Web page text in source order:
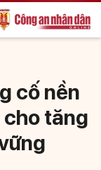
cố nền
cho tăng